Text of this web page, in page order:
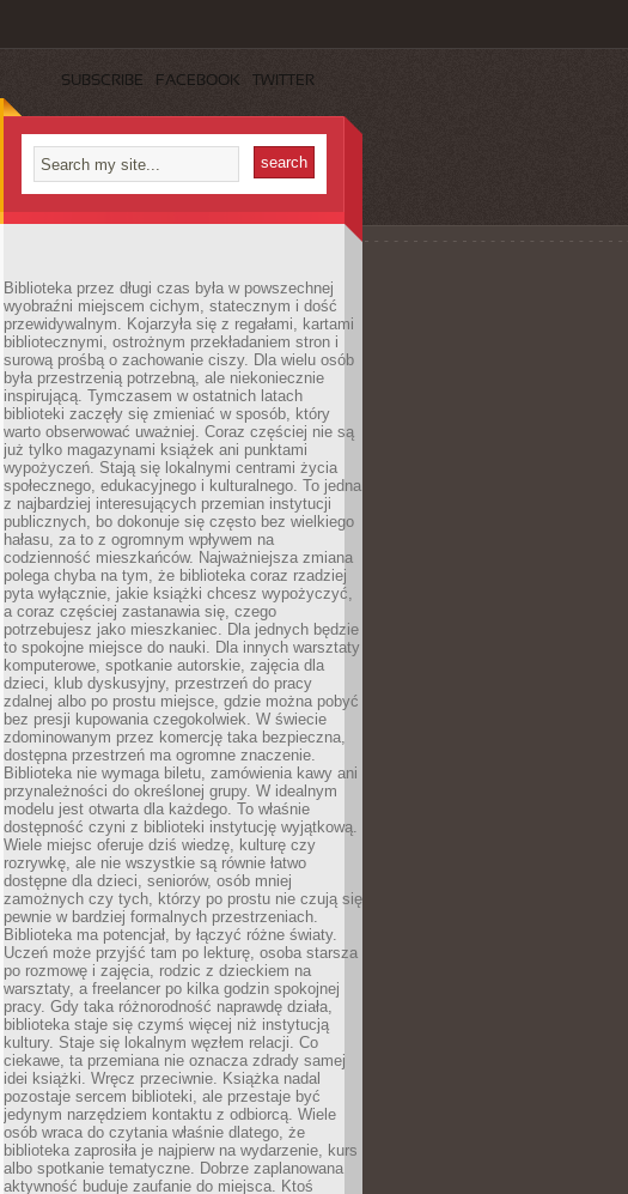
SUBSCRIBE FACEBOOK TWITTER
Biblioteka przez długi czas była w powszechnej
wyobraźni miejscem cichym, statecznym i dość
przewidywalnym. Kojarzyła się z regałami, kartami
bibliotecznymi, ostrożnym przekładaniem stron i
surową prośbą o zachowanie ciszy. Dla wielu osób
była przestrzenią potrzebną, ale niekoniecznie
inspirującą. Tymczasem w ostatnich latach
biblioteki zaczęły się zmieniać w sposób, który
warto obserwować uważniej. Coraz częściej nie są
już tylko magazynami książek ani punktami
wypożyczeń. Stają się lokalnymi centrami życia
społecznego, edukacyjnego i kulturalnego. To jedna
z najbardziej interesujących przemian instytucji
publicznych, bo dokonuje się często bez wielkiego
hałasu, za to z ogromnym wpływem na
codzienność mieszkańców. Najważniejsza zmiana
polega chyba na tym, że biblioteka coraz rzadziej
pyta wyłącznie, jakie książki chcesz wypożyczyć,
a coraz częściej zastanawia się, czego
potrzebujesz jako mieszkaniec. Dla jednych będzie
to spokojne miejsce do nauki. Dla innych warsztaty
komputerowe, spotkanie autorskie, zajęcia dla
dzieci, klub dyskusyjny, przestrzeń do pracy
zdalnej albo po prostu miejsce, gdzie można pobyć
bez presji kupowania czegokolwiek. W świecie
zdominowanym przez komercję taka bezpieczna,
dostępna przestrzeń ma ogromne znaczenie.
Biblioteka nie wymaga biletu, zamówienia kawy ani
przynależności do określonej grupy. W idealnym
modelu jest otwarta dla każdego. To właśnie
dostępność czyni z biblioteki instytucję wyjątkową.
Wiele miejsc oferuje dziś wiedzę, kulturę czy
rozrywkę, ale nie wszystkie są równie łatwo
dostępne dla dzieci, seniorów, osób mniej
zamożnych czy tych, którzy po prostu nie czują się
pewnie w bardziej formalnych przestrzeniach.
Biblioteka ma potencjał, by łączyć różne światy.
Uczeń może przyjść tam po lekturę, osoba starsza
po rozmowę i zajęcia, rodzic z dzieckiem na
warsztaty, a freelancer po kilka godzin spokojnej
pracy. Gdy taka różnorodność naprawdę działa,
biblioteka staje się czymś więcej niż instytucją
kultury. Staje się lokalnym węzłem relacji. Co
ciekawe, ta przemiana nie oznacza zdrady samej
idei książki. Wręcz przeciwnie. Książka nadal
pozostaje sercem biblioteki, ale przestaje być
jedynym narzędziem kontaktu z odbiorcą. Wiele
osób wraca do czytania właśnie dlatego, że
biblioteka zaprosiła je najpierw na wydarzenie, kurs
albo spotkanie tematyczne. Dobrze zaplanowana
aktywność buduje zaufanie do miejsca. Ktoś